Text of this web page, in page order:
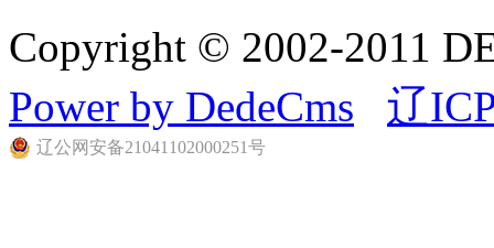
Copyright © 2002-2011
Power by DedeCms
辽
辽公网安备21041102000251号